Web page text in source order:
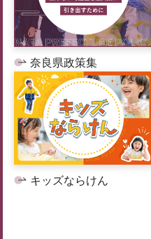
奈良県政策集
キッズならけん